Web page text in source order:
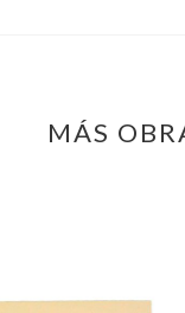
MÁS